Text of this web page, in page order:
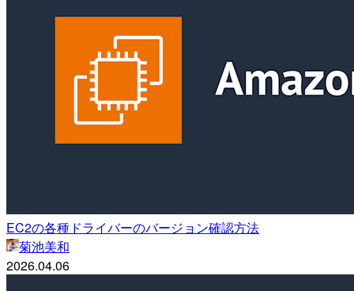
EC2の各種ドライバーのバージョン確認方法
菊池美和
2026.04.06